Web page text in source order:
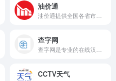
油价通
查字网
CCTV天气